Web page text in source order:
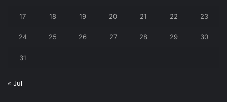
17 18 19 20 21 22 23
24 25 26 27 28 29 30
31
« Jul